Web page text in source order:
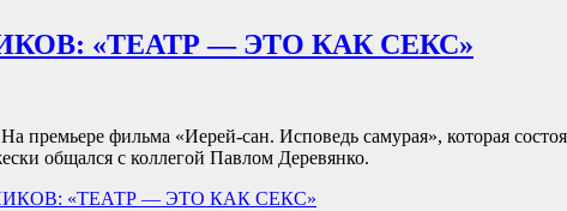
«ТЕАТР — ЭТО КАК СЕКС»
На премьере фильма «Иерей-сан. Исповедь самурая», которая
общался с коллегой Павлом Деревянко.
«ТЕАТР — ЭТО КАК СЕКС»